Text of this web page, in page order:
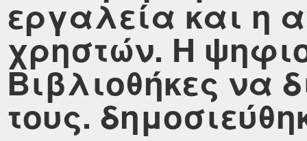
εργαλεία και η
χρηστών. Η
Βιβλιοθήκες να
τους.